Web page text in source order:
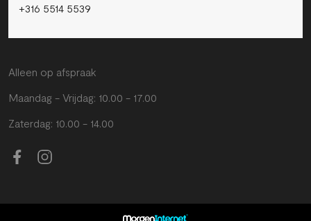
+316 5514 5539
Alleen op afspraak
Maandag - Vrijdag: 10.00 - 17.00
Zaterdag: 10.00 - 14.00